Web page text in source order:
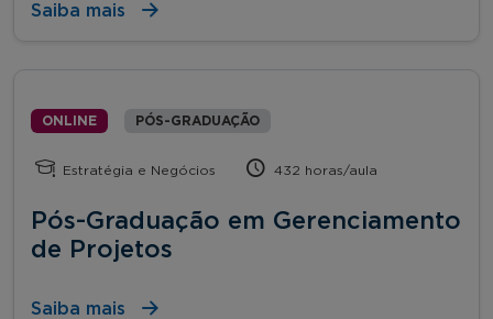
Saiba mais
ONLINE PÓS-GRADUAÇÃO
Estratégia e Negócios 432 horas/aula
Pós-Graduação em Gerenciamento
de Projetos
Saiba mais